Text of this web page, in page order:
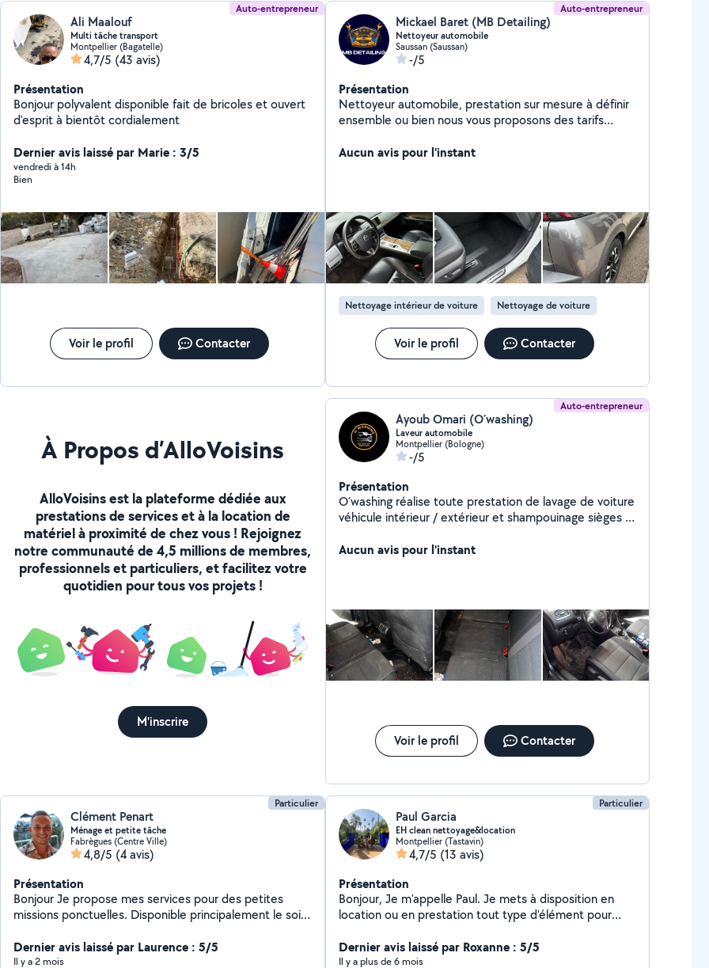
Auto-entrepreneur
Ali Maalouf
Multi tâche transport
Montpellier (Bagatelle)
4,7/5 (43 avis)
Présentation
Bonjour polyvalent disponible fait de bricoles et ouvert
d'esprit à bientôt cordialement
Dernier avis laissé par Marie : 3/5
vendredi à 14h
Bien
Voir le profil Contacter
Auto-entrepreneur
Mickael Baret (MB Detailing)
Nettoyeur automobile
Saussan (Saussan)
-/5
Présentation
Nettoyeur automobile, prestation sur mesure à définir
ensemble ou bien nous vous proposons des tarifs
Instagram - Facebook : MB Detailing 34
Aucun avis pour l'instant
Nettoyage intérieur de voiture Nettoyage de voiture
Voir le profil Contacter
À Propos d’AlloVoisins
AlloVoisins est la plateforme dédiée aux
prestations de services et à la location de
matériel à proximité de chez vous ! Rejoignez
notre communauté de 4,5 millions de membres,
professionnels et particuliers, et facilitez votre
quotidien pour tous vos projets !
M'inscrire
Auto-entrepreneur
Ayoub Omari (O´washing)
Laveur automobile
Montpellier (Bologne)
-/5
Présentation
O´washing réalise toute prestation de lavage de voiture
véhicule intérieur / extérieur et shampouinage sièges à
Aucun avis pour l'instant
Voir le profil Contacter
Particulier
Clément Penart
Ménage et petite tâche
Fabrègues (Centre Ville)
4,8/5 (4 avis)
Présentation
Bonjour Je propose mes services pour des petites
missions ponctuelles. Disponible principalement le soir
partiellement pour vous aider : - Ménage et nettoyage
(immobilier / voiture) - Livraison / aide aux courses -
Dernier avis laissé par Laurence : 5/5
Il y a 2 mois
Particulier
Paul Garcia
EH clean nettoyage&location
Montpellier (Tastavin)
4,7/5 (13 avis)
Présentation
Bonjour, Je m'appelle Paul. Je mets à disposition en
location ou en prestation tout type d'élément pour
retrouver comme neuf! Donc n'hésitez pas à me
contacter.
Dernier avis laissé par Roxanne : 5/5
Il y a plus de 6 mois